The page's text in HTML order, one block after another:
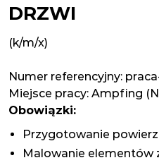
DRZWI
(k/m/x)
Numer referencyjny:
Miejsce pracy: Ampfing
Obowiązki:
Przygotowanie
Malowanie elementów